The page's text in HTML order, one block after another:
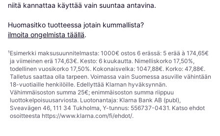
niitä kannattaa käyttää vain suuntaa antavina.
Huomasitko tuotteessa jotain kummallista?
ilmoita ongelmista täällä.
¹Esimerkki maksusuunnitelmasta: 1000€ ostos 6 erässä: 5 erää à 174,65€
ja viimeinen erä 174,63€. Kesto: 6 kuukautta. Nimelliskorko 17,50%,
todellinen vuosikorko 17,50%. Kokonaisvelka: 1047,88€. Korko: 47,88€.
Talletus saattaa olla tarpeen. Voimassa vain Suomessa asuville vähintään
18-vuotiaille henkilöille. Edellyttää Klarnan hyväksynnän.
Vähimmäisoston summa 25€; enimmäisoston summa riippuu
luottokelpoisuusarviosta. Luotonantaja: Klarna Bank AB (publ),
Sveavägen 46, 111 34 Tukholma, Y-tunnus: 556737-0431. Katso ehdot
osoitteesta https://www.klarna.com/fi/ehdot/.